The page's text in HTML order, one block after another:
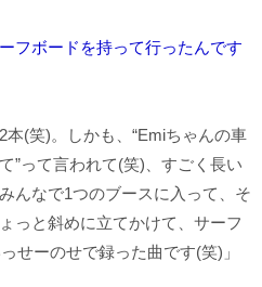
ボードを持って行ったんです
本(笑)。しかも、“Emiちゃんの車
”って言われて(笑)、すごく長い
んなで1つのブースに入って、そ
っと斜めに立てかけて、サーフ
せーのせで録った曲です(笑)」